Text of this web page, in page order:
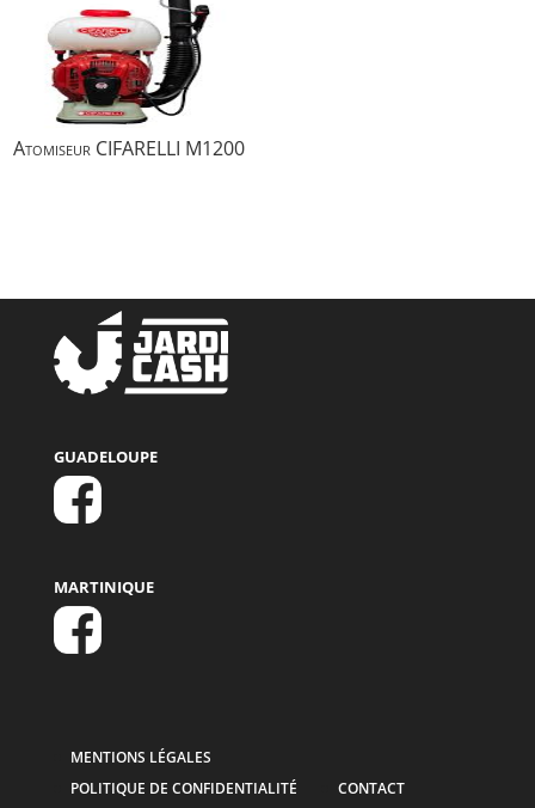
Atomiseur CIFARELLI M1200
GUADELOUPE
MARTINIQUE
MENTIONS LÉGALES
POLITIQUE DE CONFIDENTIALITÉ
CONTACT